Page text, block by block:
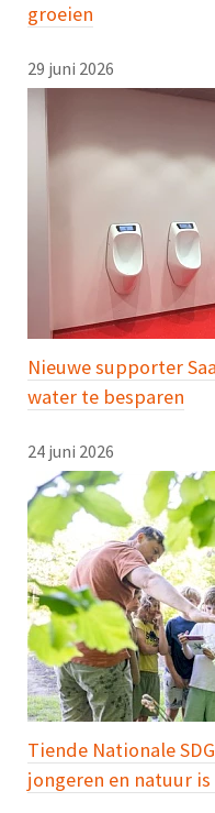
groeien
29 juni 2026
Nieuwe supporter
water te besparen
24 juni 2026
Tiende Nationale
jongeren en natuur